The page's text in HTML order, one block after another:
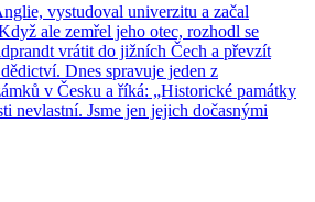
vystudoval univerzitu a začal
ale zemřel jeho otec, rozhodl se
vrátit do jižních Čech a převzít
Dnes spravuje jeden z
v Česku a říká: „Historické památky
nevlastní. Jsme jen jejich dočasnými